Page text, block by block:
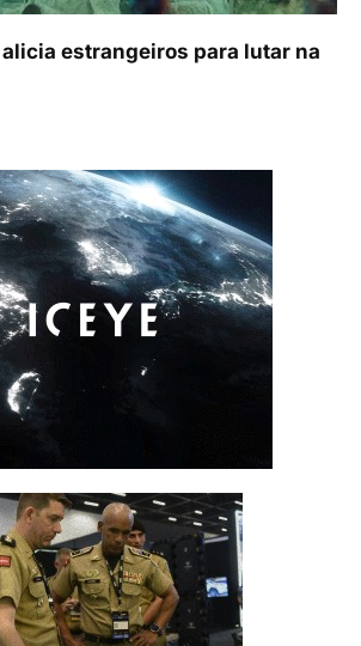
alicia estrangeiros para lutar na